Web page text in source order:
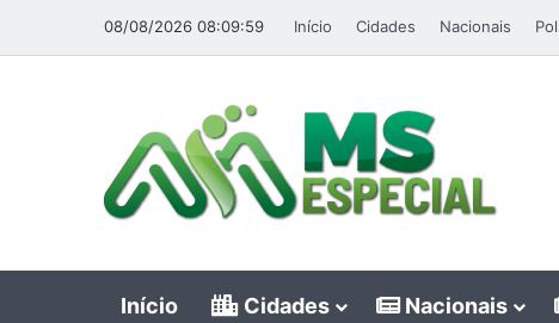
08/08/2026 08:09:59 Início Cidades Nacionais
Início Cidades Nacionais